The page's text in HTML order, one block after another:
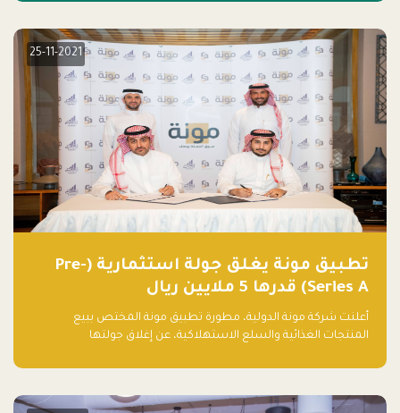
25-11-2021
تطبيق مونة يغلق جولة استثمارية (Pre-
Series A) قدرها 5 ملايين ريال
أعلنت شركة مونة الدولية، مطورة تطبيق مونة المختص ببيع
المنتجات الغذائية والسلع الاستهلاكية، عن إغلاق جولتها
دولار أمريكي)، بقيادة شركتي دعم المنشآت المحدودة وتسارع القابضة